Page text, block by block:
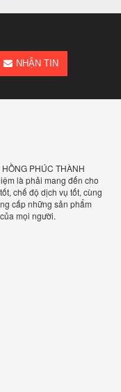
NHẬN TIN
PHÚC THÀNH
là phải mang đến cho
chế độ dịch vụ tốt, cùng
cấp những sản phẩm
mọi người.